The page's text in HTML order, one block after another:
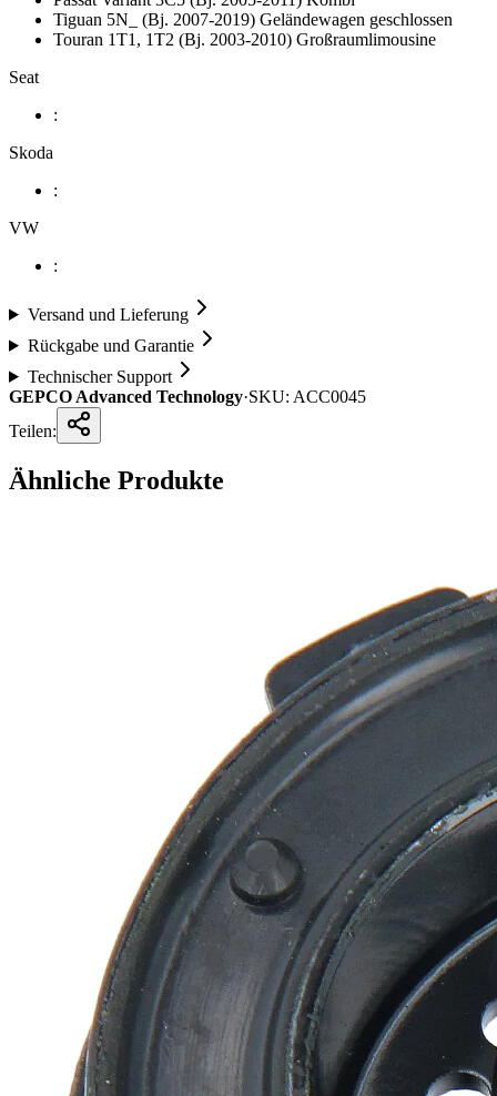
Tiguan 5N_ (Bj. 2007-2019) Geländewagen geschlossen
Touran 1T1, 1T2 (Bj. 2003-2010) Großraumlimousine
Seat
:
Skoda
:
VW
:
Versand und Lieferung
Rückgabe und Garantie
Technischer Support
GEPCO Advanced Technology·SKU: ACC0045
Teilen:
Ähnliche Produkte